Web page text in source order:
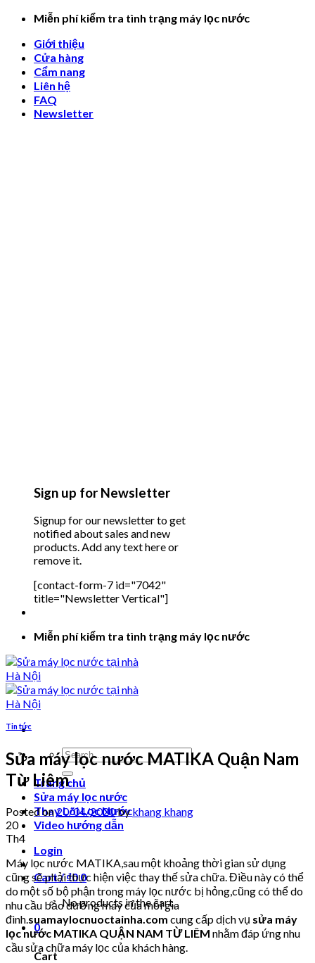
Skip
content
Miễn phí kiểm tra tình trạng máy lọc nước
Giới thiệu
Cửa hàng
Cẩm nang
Liên hệ
FAQ
Newsletter
Sign up for Newsletter
Signup for our newsletter to get
notified about sales and new
products. Add any text here or
remove it.
[contact-form-7 id="7042"
title="Newsletter Vertical"]
Miễn phí kiểm tra tình trạng máy lọc nước
Search
for:
Trang chủ
Sửa máy lọc nước
Thay Lõi Lọc Nước
Video hướng dẫn
Login
Cart /₫00
No products in the cart.
0
Cart
Tin tức
Sửa máy lọc nước MATIKA Quận Nam
Từ Liêm
Posted on20/04/2020bykhang khang
20
Th4
Máy lọc nước MATIKA,sau một khoảng thời gian sử dụng
cũng sẽ phải thực hiện việc thay thế sửa chữa. Điều này có thể
do một số bộ phận trong máy lọc nước bị hỏng,cũng có thể do
nhu cầu bảo dưỡng máy của mỗi gia
đình.suamaylocnuoctainha.com cung cấp dịch vụ sửa máy
lọc nước MATIKA QUẬN NAM TỪ LIÊM nhằm đáp ứng nhu
cầu sửa chữa máy lọc của khách hàng.